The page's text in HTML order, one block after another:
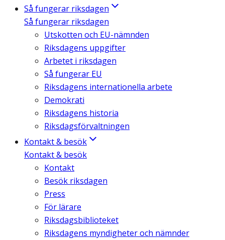
Så fungerar riksdagen
Så fungerar riksdagen
Utskotten och EU-nämnden
Riksdagens uppgifter
Arbetet i riksdagen
Så fungerar EU
Riksdagens internationella arbete
Demokrati
Riksdagens historia
Riksdagsförvaltningen
Kontakt & besök
Kontakt & besök
Kontakt
Besök riksdagen
Press
För lärare
Riksdagsbiblioteket
Riksdagens myndigheter och nämnder